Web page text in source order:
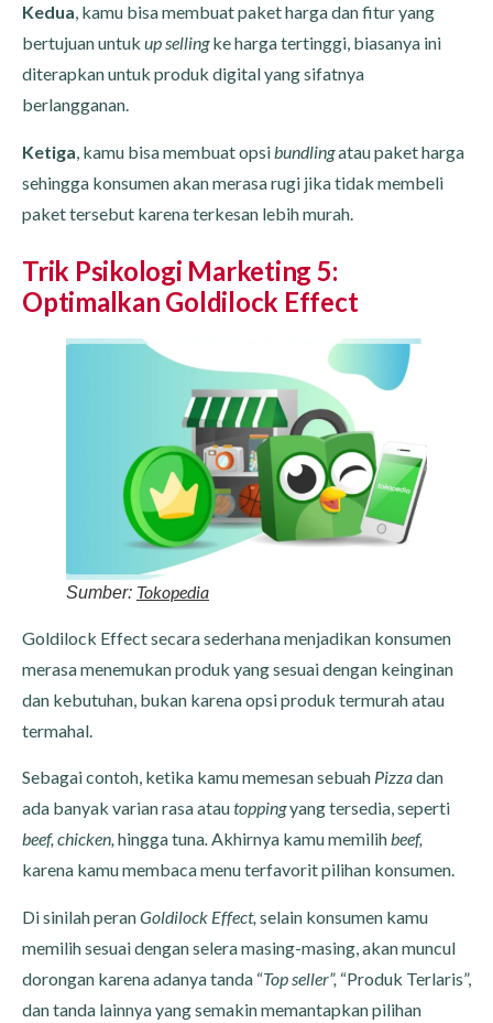
Kedua, kamu bisa membuat paket harga dan fitur yang
bertujuan untuk up sellingke harga tertinggi, biasanya ini
diterapkan untuk produk digital yang sifatnya
berlangganan.
Ketiga, kamu bisa membuat opsibundlingatau paket harga
sehingga konsumen akan merasa rugi jika tidak membeli
paket tersebut karena terkesan lebih murah.
Trik Psikologi Marketing 5:
Optimalkan Goldilock Effect
Sumber: Tokopedia
Goldilock Effect secara sederhana menjadikan konsumen
merasa menemukan produk yang sesuai dengan keinginan
dan kebutuhan, bukan karena opsi produk termurah atau
termahal.
Sebagai contoh, ketika kamu memesan sebuah Pizzadan
ada banyak varian rasa atautoppingyang tersedia, seperti
beef, chicken, hinggatuna.Akhirnya kamu memilihbeef,
karena kamu membaca menu terfavorit pilihan konsumen.
Di sinilah peranGoldilock Effect, selain konsumen kamu
memilih sesuai dengan selera masing-masing, akan muncul
dorongan karena adanya tanda “Top seller”, “Produk Terlaris”,
dan tanda lainnya yang semakin memantapkan pilihan